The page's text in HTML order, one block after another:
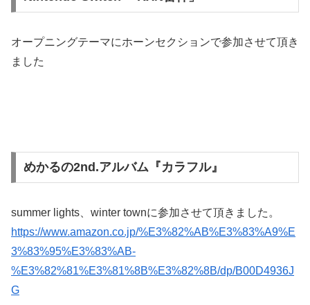
オープニングテーマにホーンセクションで参加させて頂き
ました
めかるの2nd.アルバム『カラフル』
summer lights、winter townに参加させて頂きました。
https://www.amazon.co.jp/%E3%82%AB%E3%83%A9%E
3%83%95%E3%83%AB-
%E3%82%81%E3%81%8B%E3%82%8B/dp/B00D4936J
G